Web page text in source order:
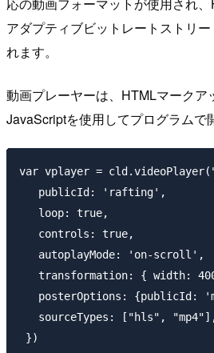
アダプティブビットレートストリ
れます。
動画プレーヤーは、HTMLマークア
JavaScriptを使用してプログラムで
var vplayer =
   publicId: 'rafting',
   loop: true,
   controls: true,
   autoplayMode: 'on-scroll',
transformation: { width:
posterOptions: {publicId:
sourceTypes: ["hls",
})